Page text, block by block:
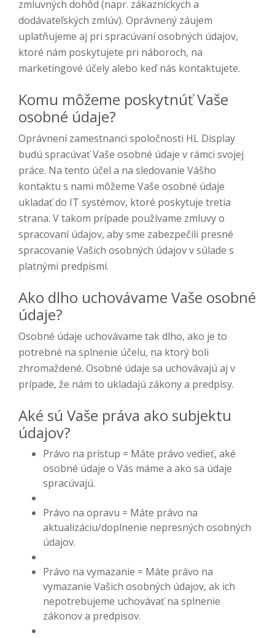
zmluvných dohôd (napr. zákazníckych a
dodávateľských zmlúv). Oprávnený záujem
uplatňujeme aj pri spracúvaní osobných údajov,
ktoré nám poskytujete pri náboroch, na
marketingové účely alebo keď nás kontaktujete.
Komu môžeme poskytnúť Vaše
osobné údaje?
Oprávnení zamestnanci spoločnosti HL Display
budú spracúvať Vaše osobné údaje v rámci svojej
práce. Na tento účel a na sledovanie Vášho
kontaktu s nami môžeme Vaše osobné údaje
ukladať do IT systémov, ktoré poskytuje tretia
strana. V takom prípade používame zmluvy o
spracovaní údajov, aby sme zabezpečili presné
spracovanie Vašich osobných údajov v súlade s
platnými predpismi.
Ako dlho uchovávame Vaše osobné
údaje?
Osobné údaje uchovávame tak dlho, ako je to
potrebné na splnenie účelu, na ktorý boli
zhromaždené. Osobné údaje sa uchovávajú aj v
prípade, že nám to ukladajú zákony a predpisy.
Aké sú Vaše práva ako subjektu
údajov?
Právo na prístup = Máte právo vedieť, aké
osobné údaje o Vás máme a ako sa údaje
spracúvajú.
Právo na opravu = Máte právo na
aktualizáciu/doplnenie nepresných osobných
údajov.
Právo na vymazanie = Máte právo na
vymazanie Vašich osobných údajov, ak ich
nepotrebujeme uchovávať na splnenie
zákonov a predpisov.